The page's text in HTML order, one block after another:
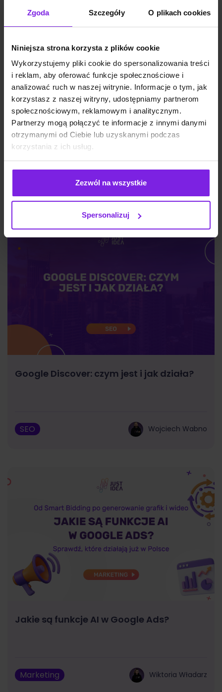
Zgoda Szczegóły O plikach cookies
Niniejsza strona korzysta z plików cookie
Wykorzystujemy pliki cookie do spersonalizowania treści
i reklam, aby oferować funkcje społecznościowe i
analizować ruch w naszej witrynie. Informacje o tym, jak
korzystasz z naszej witryny, udostępniamy partnerom
społecznościowym, reklamowym i analitycznym.
Partnerzy mogą połączyć te informacje z innymi danymi
otrzymanymi od Ciebie lub uzyskanymi podczas
korzystania z ich usług.
Zezwól na wszystkie
Spersonalizuj
Jakie są typy reklam Meta Ads? Formaty
na 2026
Google Discover: czym jest i jak działa?
SEO Wojciech Wabno
Jakie są funkcje AI w Google Ads?
Marketing Wiktoria Władarz